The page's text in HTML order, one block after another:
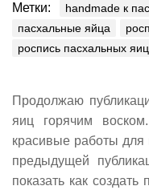
Метки: handmade к
пасхальные яйца
роспись пасхальных яиц
Продолжаю
яиц горячим
красивые работы для
предыдущей
показать как